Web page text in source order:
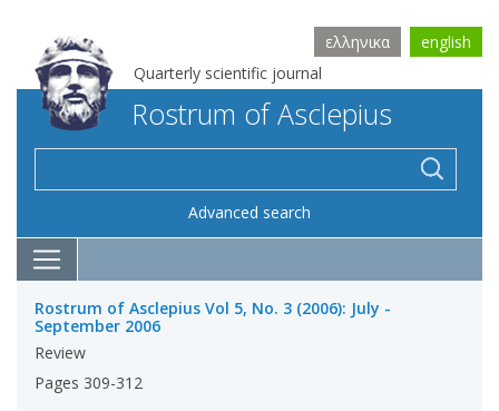
Quarterly scientific journal
ελληνικα english
Rostrum of Asclepius
Advanced search
Rostrum of Asclepius Vol 5, No. 3 (2006): July -
September 2006
Review
Pages 309-312